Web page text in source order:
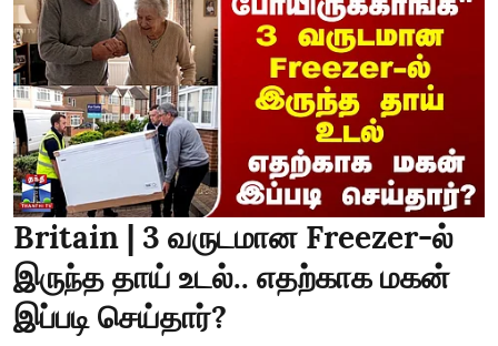
Britain | 3 வருடமான Freezer-ல்
இருந்த தாய் உடல்.. எதற்காக மகன்
இப்படி செய்தார்?